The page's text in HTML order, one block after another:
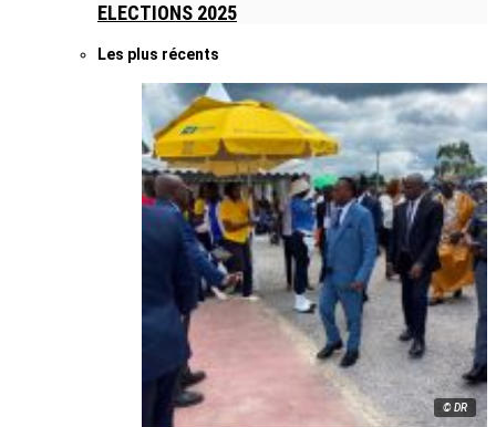
ELECTIONS 2025
Les plus récents
© DR